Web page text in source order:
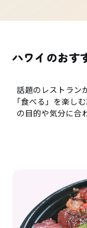
ハワイのおす
話題のレストラン
「食べる」を楽し
の目的や気分に合